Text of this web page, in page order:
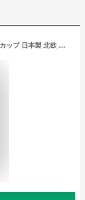
5%OFFクーポン配布中 Fika マグ スタックマグカップ 日本製 北欧 デザイン スタック 省スペース/重ね置き/マグカップ/スタッキングマグ/コップ/ギフト/プレゼント/誕生日/記念日/スタッキング/おしゃれ/オシャレ/かわいい/磁器/陶器/日本製/通販/楽天